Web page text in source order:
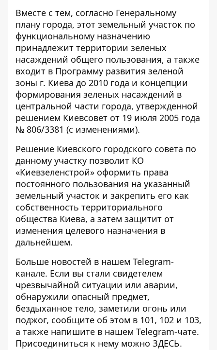
Вместе с тем, согласно Генеральному
плану города, этот земельный участок по
функциональному назначению
принадлежит территории зеленых
насаждений общего пользования, а также
входит в Программу развития зеленой
зоны г. Киева до 2010 года и концепции
формирования зеленых насаждений в
центральной части города, утвержденной
решением Киевсовет от 19 июля 2005 года
№ 806/3381 (с изменениями).
Решение Киевского городского совета по
данному участку позволит КО
«Киевзеленстрой» оформить права
постоянного пользования на указанный
земельный участок и закрепить его как
собственность территориального
общества Киева, а затем защитит от
изменения целевого назначения в
дальнейшем.
Больше новостей в нашем Telegram-
канале. Если вы стали свидетелем
чрезвычайной ситуации или аварии,
обнаружили опасный предмет,
бездыханное тело, заметили огонь или
поджог, сообщите об этом в 101, 102 и 103,
а также напишите в нашем Telegram-чате.
Присоединиться к нему можно ЗДЕСЬ.